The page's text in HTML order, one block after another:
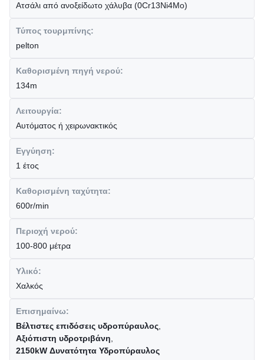
Ατσάλι από ανοξείδωτο χάλυβα (0Cr13Ni4Mo)
Τύπος τουρμπίνης:
pelton
Καθορισμένη πηγή νερού:
134m
Λειτουργία:
Αυτόματος ή χειρωνακτικός
Εγγύηση:
1 έτος
Καθορισμένη ταχύτητα:
600r/min
Περιοχή νερού:
100-800 μέτρα
Υλικό:
Χαλκός
Επισημαίνω:
Βέλτιστες επιδόσεις υδροπύραυλος
Αξιόπιστη υδροτριβάνη
2150kW Δυνατότητα Υδροπύραυλος